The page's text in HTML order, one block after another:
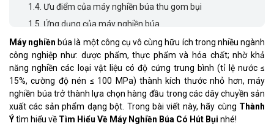
1.4. Ưu điểm của máy nghiền búa thu gom bụi
1.5. Ứng dụng của máy nghiền búa
Máy nghiền búa là một công cụ vô cùng hữu ích trong nhiều ngành
công nghiệp như: dược phẩm, thực phẩm và hóa chất; nhờ khả
năng nghiền các loại vật liệu có độ cứng trung bình (tỉ lệ nước ≤
15%, cường độ nén ≤ 100 MPa) thành kích thước nhỏ hơn, máy
nghiền búa trở thành lựa chọn hàng đầu trong các dây chuyền sản
xuất các sản phẩm dạng bột. Trong bài viết này, hãy cùng Thành
Ýtìm hiểu về Tìm Hiểu Về Máy Nghiền Búa Có Hút Bụi nhé!